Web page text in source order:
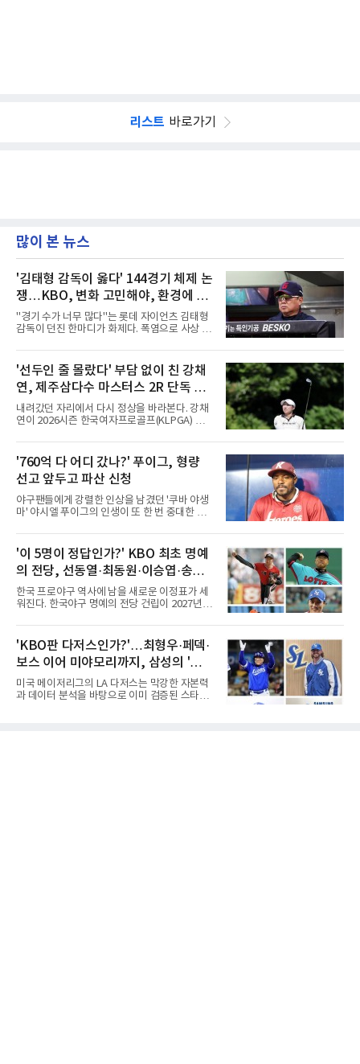
리스트 바로가기
많이 본 뉴스
'김태형 감독이 옳다' 144경기 체제 논
쟁…KBO, 변화 고민해야, 환경에 맞
는 경기 수가 바람직
"경기 수가 너무 많다"는 롯데 자이언츠 김태형
감독이 던진 한마디가 화제다. 폭염으로 사상 초
독은 단순히 더위를 이야기하지 않았다. 우천,
폭염, 부상 등 변수가 늘어나는 현실에서 현재
팀당 144경기 체제가 과연 지속 가능한지 질문
을 던졌다.물론 144경기가 세계적으로 특별히
많은 숫자는 아니다. 메이저리그는 팀당 162경
기, 일본프로야구도 143~144경기를 치른다. 숫
자만 놓고 보면 KBO가 유난히 혹사 구조라고 말
비교하기 어려울 정도로 폭염이 길어지고 강해
지고 있다. 여기에 장마, 이
'선두인 줄 몰랐다' 부담 없이 친 강채
연, 제주삼다수 마스터스 2R 단독 선
두
내려갔던 자리에서 다시 정상을 바라본다. 강채
연이 2026시즌 한국여자프로골프(KLPGA) 투어
억 원, 우승상금 1억8000만 원) 2라운드에서 단
독 선두로 도약했다.강채연은 7일 제주도 서귀
포의 테디밸리 골프앤리조트(파72)에서 열린 2
라운드에서 버디 5개와 보기 1개를 묶어 4언더
파 68타를 쳤다. 중간합계 9언더파 135타로 전
날 공동 4위에서 선두로 올라섰다. 공동 2위 그
룹(8언더파 136타)과는 한 타 차다.이 대회는 그
받았으나, 지난해 상금순위 75위에 그쳐 시드순
위전으로 밀렸고 본선에서도 78위에
'760억 다 어디 갔나?' 푸이그, 형량
선고 앞두고 파산 신청
야구팬들에게 강렬한 인상을 남겼던 '쿠바 야생
마' 야시엘 푸이그의 인생이 또 한 번 중대한 갈
거액을 벌었던 푸이그가 연방 사건 선고를 앞두
고 파산보호를 신청했다.푸이그는 최근 미국 플
로리다 파산 법원에 챕터11 파산보호 신청을 냈
다. 챕터11은 기업이나 개인이 채권자들과 협의
를 통해 재정 구조를 재편할 수 있도록 돕는 제도
다.미 매체들에 따르면 푸이그의 자산 규모는
1000만~5000만 달러(약 146억~730억 원), 부
산 내역 등 일부 필수 자료가 빠졌다며 서류 미비
를 지적했다.관심이 쏠리는 이
'이 5명이 정답인가?' KBO 최초 명예
의 전당, 선동열·최동원·이승엽·송진
우·김응용을 둘러싼 논쟁
한국 프로야구 역사에 남을 새로운 이정표가 세
워진다. 한국야구 명예의 전당 건립이 2027년으
문으로 향하고 있다. "누가 한국 야구 최초의 명
예의 전당 헌액자가 될 것인가?"현재 가장 많이
거론되는 후보군은 선동열, 최동원, 이승엽, 송
진우, 그리고 김응용 감독이다. 한국 야구의 시
대별 상징성과 업적을 고려하면 충분히 설득력
있는 이름들이다.선동열은 한국 야구가 배출한
최고의 투수로 평가받는다. 해태 시절 통산 146
'KBO판 다저스인가?'…최형우·페덱·
보스 이어 미야모리까지, 삼성의 '스펙
만렙' 승부수
미국 메이저리그의 LA 다저스는 막강한 자본력
과 데이터 분석을 바탕으로 이미 검증된 스타들